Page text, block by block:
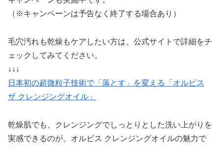
（※キャンペーンは予告なく終了する場合あり）
毛穴汚れも乾燥もケアしたい方は、公式サイトで詳細をチ
ェックしてみてください。
↓↓↓
日本初の超微粒子技術で「落とす」を変える「オルビス
ザ クレンジングオイル」
乾燥肌でも、クレンジングでしっとりとした洗い上がりを
実感できるのが、オルビス クレンジングオイルの魅力で